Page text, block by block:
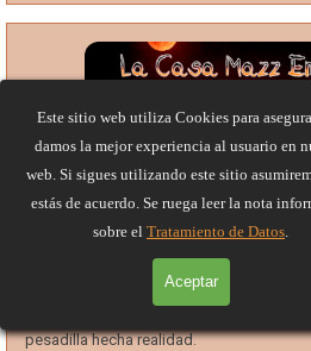
Este sitio web utiliza Cookies para
damos la mejor experiencia al usuario en
web. Si sigues utilizando este sitio
estás de acuerdo. Se ruega leer la nota
sobre el Tratamiento de Datos.
Aceptar
La Casa Mazz Embrujada
Concurso Aniversario
Un festejo de aniversario y un juego
pesadilla hecha realidad.